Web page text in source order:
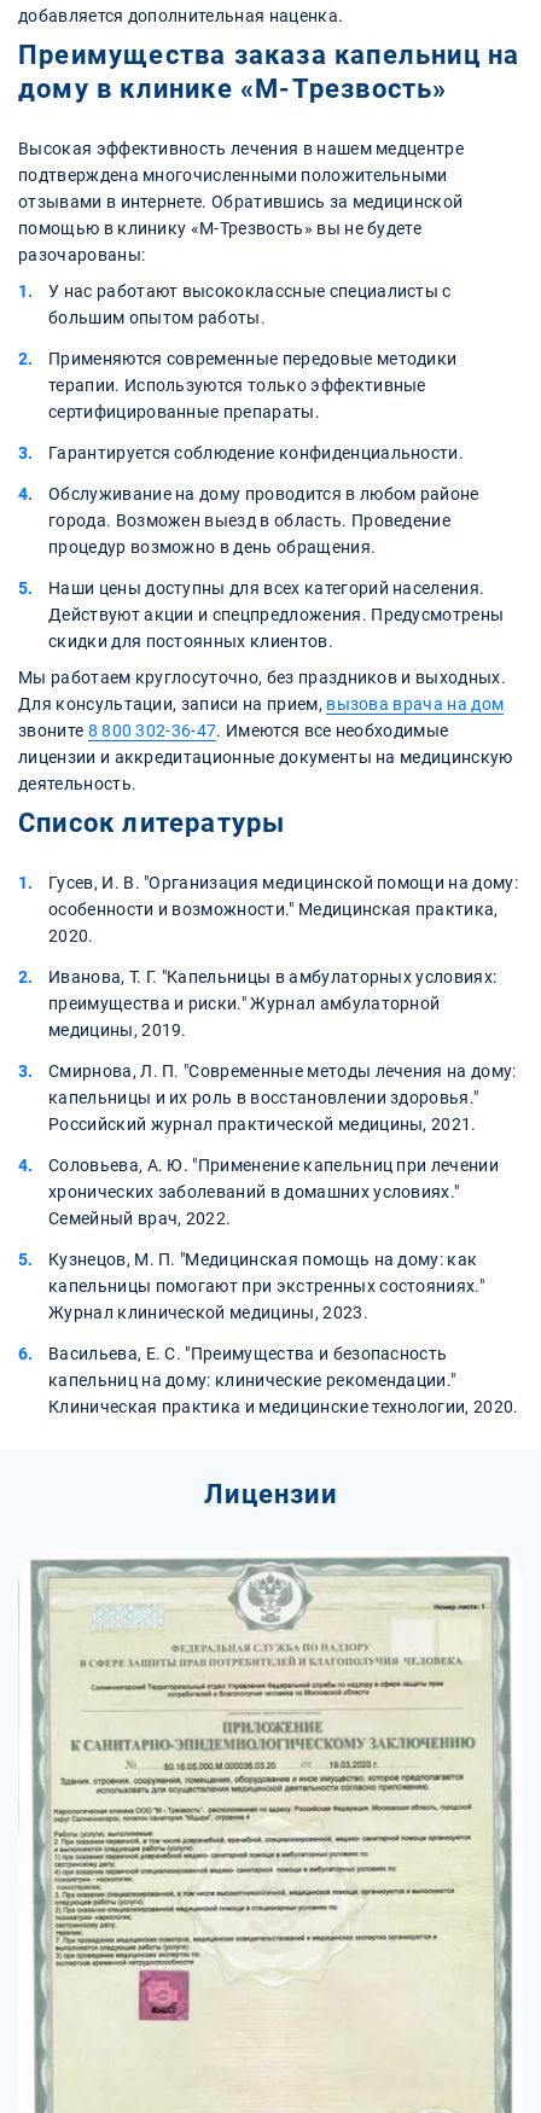
добавляется дополнительная наценка.
Преимущества заказа капельниц на
дому в клинике «М-Трезвость»
Высокая эффективность лечения в нашем медцентре
подтверждена многочисленными положительными
отзывами в интернете. Обратившись за медицинской
помощью в клинику «М-Трезвость» вы не будете
разочарованы:
У нас работают высококлассные специалисты с
большим опытом работы.
Применяются современные передовые методики
терапии. Используются только эффективные
сертифицированные препараты.
Гарантируется соблюдение конфиденциальности.
Обслуживание на дому проводится в любом районе
города. Возможен выезд в область. Проведение
процедур возможно в день обращения.
Наши цены доступны для всех категорий населения.
Действуют акции и спецпредложения. Предусмотрены
скидки для постоянных клиентов.
Мы работаем круглосуточно, без праздников и выходных.
Для консультации, записи на прием, вызова врача на дом
звоните 8 800 302-36-47. Имеются все необходимые
лицензии и аккредитационные документы на медицинскую
деятельность.
Список литературы
Гусев, И. В. "Организация медицинской помощи на дому:
особенности и возможности." Медицинская практика,
2020.
Иванова, Т. Г. "Капельницы в амбулаторных условиях:
преимущества и риски." Журнал амбулаторной
медицины, 2019.
Смирнова, Л. П. "Современные методы лечения на дому:
капельницы и их роль в восстановлении здоровья."
Российский журнал практической медицины, 2021.
Соловьева, А. Ю. "Применение капельниц при лечении
хронических заболеваний в домашних условиях."
Семейный врач, 2022.
Кузнецов, М. П. "Медицинская помощь на дому: как
капельницы помогают при экстренных состояниях."
Журнал клинической медицины, 2023.
Васильева, Е. С. "Преимущества и безопасность
капельниц на дому: клинические рекомендации."
Клиническая практика и медицинские технологии, 2020.
Лицензии